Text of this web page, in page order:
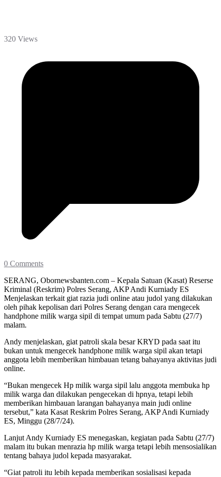
320 Views
0 Comments
SERANG, Obornewsbanten.com – Kepala Satuan (Kasat) Reserse
Kriminal (Reskrim) Polres Serang, AKP Andi Kurniady ES
Menjelaskan terkait giat razia judi online atau judol yang dilakukan
oleh pihak kepolisan dari Polres Serang dengan cara mengecek
handphone milik warga sipil di tempat umum pada Sabtu (27/7)
malam.
Andy menjelaskan, giat patroli skala besar KRYD pada saat itu
bukan untuk mengecek handphone milik warga sipil akan tetapi
anggota lebih memberikan himbauan tetang bahayanya aktivitas judi
online.
“Bukan mengecek Hp milik warga sipil lalu anggota membuka hp
milik warga dan dilakukan pengecekan di hpnya, tetapi lebih
memberikan himbauan larangan bahayanya main judi online
tersebut,” kata Kasat Reskrim Polres Serang, AKP Andi Kurniady
ES, Minggu (28/7/24).
Lanjut Andy Kurniady ES menegaskan, kegiatan pada Sabtu (27/7)
malam itu bukan menrazia hp milik warga tetapi lebih mensosialikan
tentang bahaya judol kepada masyarakat.
“Giat patroli itu lebih kepada memberikan sosialisasi kepada